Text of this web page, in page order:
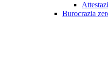
Burocrazia